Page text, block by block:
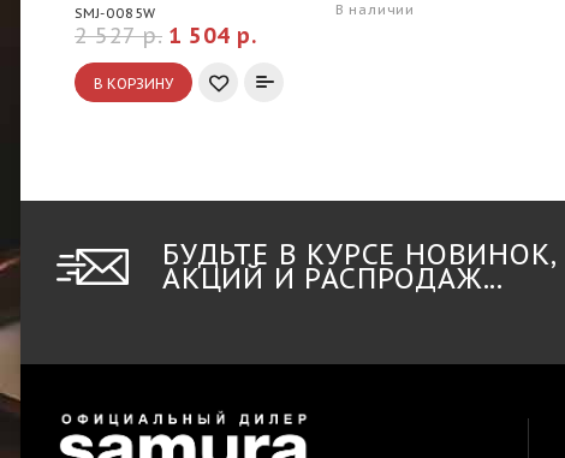
SMJ-0085W В наличии
1 504 р.
2 527 р.
В КОРЗИНУ
БУДЬТЕ В КУРСЕ НОВИНОК,
АКЦИЙ И РАСПРОДАЖ...